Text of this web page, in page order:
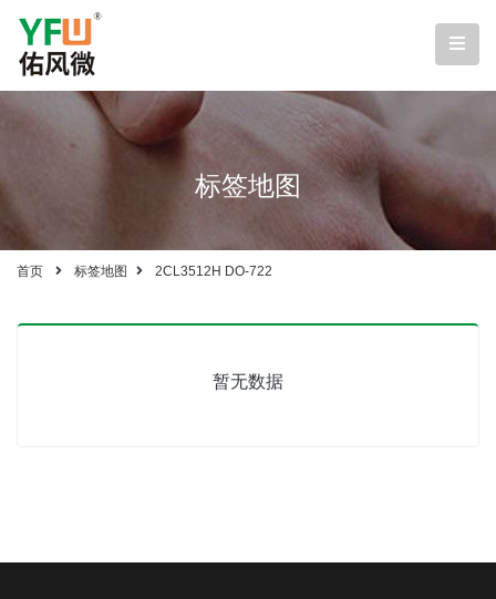
标签地图
首页 标签地图 2CL3512H DO-722
暂无数据